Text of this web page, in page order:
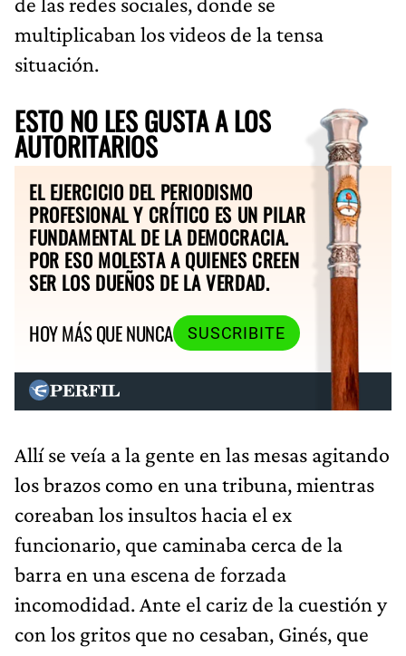
multiplicaban los videos de la tensa
situación.
ESTO NO LES GUSTA A LOS
AUTORITARIOS
EL EJERCICIO DEL PERIODISMO
PROFESIONAL Y CRÍTICO ES UN PILAR
FUNDAMENTAL DE LA DEMOCRACIA.
POR ESO MOLESTA A QUIENES CREEN
SER LOS DUEÑOS DE LA VERDAD.
HOY MÁS QUE NUNCA
SUSCRIBITE
Allí se veía a la gente en las mesas agitando
los brazos como en una tribuna, mientras
coreaban los insultos hacia el ex
funcionario, que caminaba cerca de la
barra en una escena de forzada
incomodidad. Ante el cariz de la cuestión y
con los gritos que no cesaban, Ginés, que